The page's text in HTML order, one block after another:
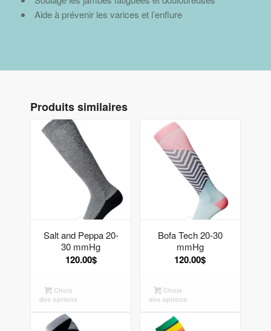
Aide à prévenir les varices et l’enflure
Produits similaires
Salt and Peppa 20-
30 mmHg
120.00$
Choix
des options
Bofa Tech 20-30
mmHg
120.00$
Choix
des options